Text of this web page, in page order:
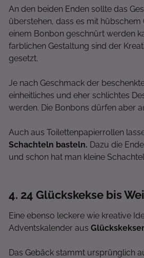
An den beiden Enden sollte das
überstehen, dass es mit hübschem
einem Bonbon geschnürt werden
farblichen Gestaltung sind der
gesetzt.
Je nach Geschmack der
einheitliches und eher schlichtes
werden. Die Bonbons dürfen aber
Auch aus Toilettenpapierrollen
Schachteln basteln. Dazu die
und schon hat man kleine
4. 24 Glückskekse bis
Eine ebenso leckere wie kreative
Adventskalender aus
Das Gebäck stammt ursprünglich